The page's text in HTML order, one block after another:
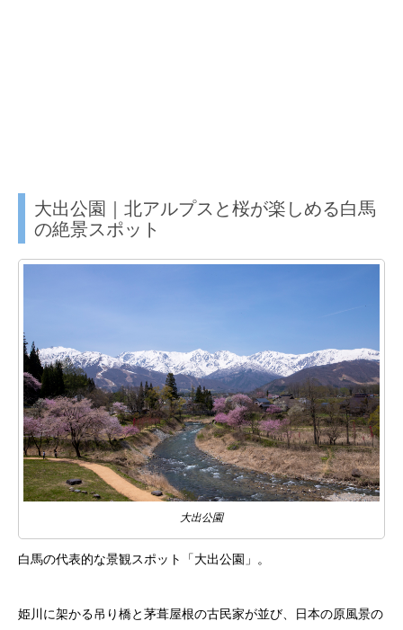
大出公園｜北アルプスと桜が楽しめる白馬
の絶景スポット
大出公園
白馬の代表的な景観スポット「大出公園」。
姫川に架かる吊り橋と茅葺屋根の古民家が並び、日本の原風景の